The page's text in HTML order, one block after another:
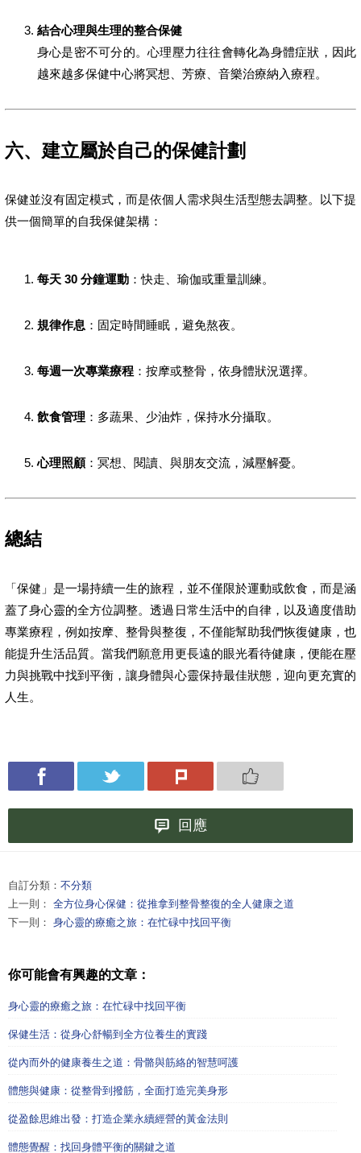
結合心理與生理的整合保健
身心是密不可分的。心理壓力往往會轉化為身體症狀，因此
越來越多保健中心將冥想、芳療、音樂治療納入療程。
六、建立屬於自己的保健計劃
保健並沒有固定模式，而是依個人需求與生活型態去調整。以下提
供一個簡單的自我保健架構：
每天 30 分鐘運動 ：快走、瑜伽或重量訓練。
規律作息 ：固定時間睡眠，避免熬夜。
每週一次專業療程 ：按摩或整骨，依身體狀況選擇。
飲食管理 ：多蔬果、少油炸，保持水分攝取。
心理照顧：冥想、閱讀、與朋友交流，減壓解憂。
總結
「保健」是一場持續一生的旅程，並不僅限於運動或飲食，而是涵
蓋了身心靈的全方位調整。透過日常生活中的自律，以及適度借助
專業療程，例如按摩、整骨與整復，不僅能幫助我們恢復健康，也
能提升生活品質。當我們願意用更長遠的眼光看待健康，便能在壓
力與挑戰中找到平衡，讓身體與心靈保持最佳狀態，迎向更充實的
人生。
回應
自訂分類： 不分類
上一則： 全方位身心保健：從推拿到整骨整復的全人健康之道
下一則： 身心靈的療癒之旅：在忙碌中找回平衡
你可能會有興趣的文章：
身心靈的療癒之旅：在忙碌中找回平衡
保健生活：從身心舒暢到全方位養生的實踐
從內而外的健康養生之道：骨骼與筋絡的智慧呵護
體態與健康：從整骨到撥筋，全面打造完美身形
從盈餘思維出發：打造企業永續經營的黃金法則
體態覺醒：找回身體平衡的關鍵之道